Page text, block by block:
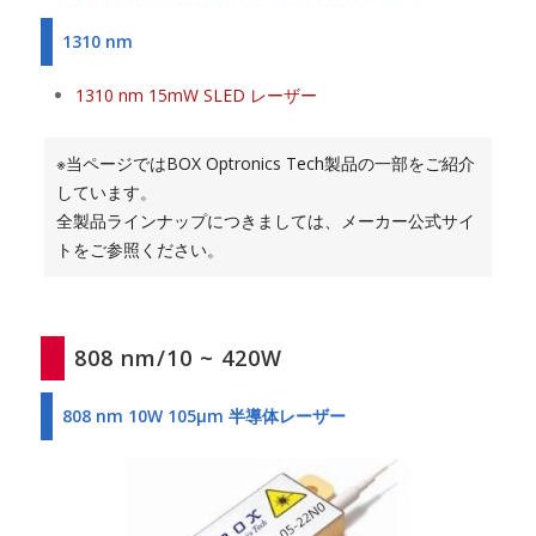
1310 nm
1310 nm 15mW SLED レーザー
※当ページではBOX Optronics Tech製品の一部をご紹介
しています。
全製品ラインナップにつきましては、メーカー公式サイ
トをご参照ください。
808 nm/10 ~ 420W
808 nm 10W 105μm 半導体レーザー